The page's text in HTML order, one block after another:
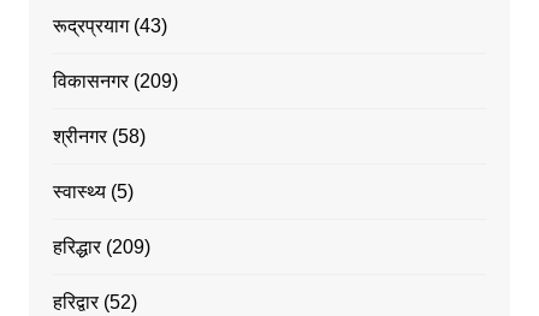
रूद्रप्रयाग(43)
विकासनगर(209)
श्रीनगर(58)
स्वास्थ्य(5)
हरिद्धार(209)
हरिद्वार(52)